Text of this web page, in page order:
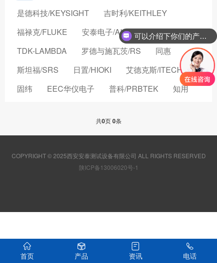
是德科技/KEYSIGHT
吉时利/KEITHLEY
福禄克/FLUKE
安泰电子/AIGTEK
TDK-LAMBDA
罗德与施瓦茨/RS
同惠
斯坦福/SRS
日置/HIOKI
艾德克斯/ITECH
固纬
EEC华仪电子 普科/PRBTEK
知用
菲力尔/FLIR
高德
国仪量子
远方/EVERFINE
飞础科/FOTRIC
泰思曼
菊水/KIKUSUI
美尔诺/MAYNUO 青岛思仪
共0页0条
COPYRIGHT © 2025西安安泰测试设备有限公司 ALL RIGHTS RESERVED
陕ICP备13006020号-1
首页 产品 资讯 电话
可以介绍下你们的产品么？